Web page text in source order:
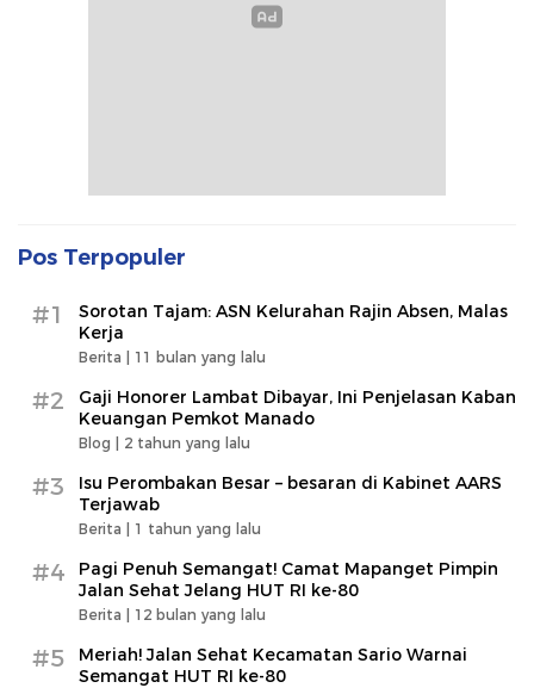
Pos Terpopuler
#1
Sorotan Tajam: ASN Kelurahan Rajin Absen, Malas
Kerja
Berita | 11 bulan yang lalu
#2
Gaji Honorer Lambat Dibayar, Ini Penjelasan Kaban
Keuangan Pemkot Manado
Blog | 2 tahun yang lalu
#3
Isu Perombakan Besar – besaran di Kabinet AARS
Terjawab
Berita | 1 tahun yang lalu
#4
Pagi Penuh Semangat! Camat Mapanget Pimpin
Jalan Sehat Jelang HUT RI ke-80
Berita | 12 bulan yang lalu
#5
Meriah! Jalan Sehat Kecamatan Sario Warnai
Semangat HUT RI ke-80